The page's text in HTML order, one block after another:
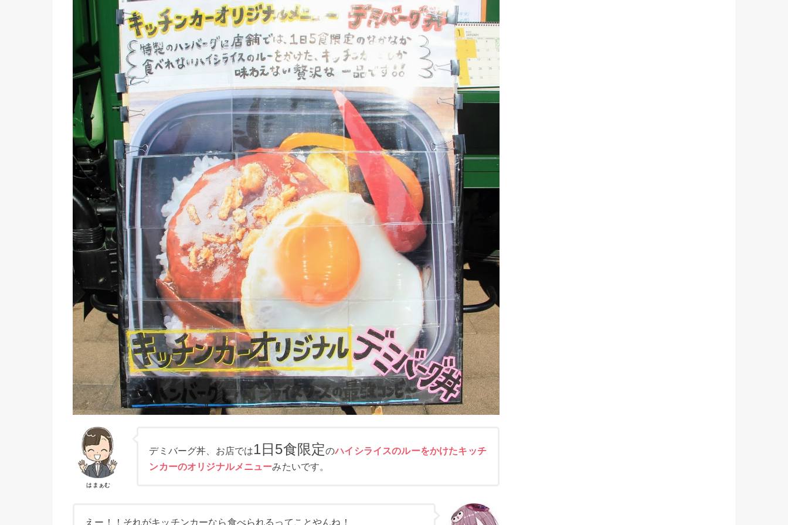
はまぁむ
デミバーグ丼、お店では1日5食限定のハイシライスのルーをかけたキッチ
ンカーのオリジナルメニューみたいです。
えー！！それがキッチンカーなら食べられるってことやんね！